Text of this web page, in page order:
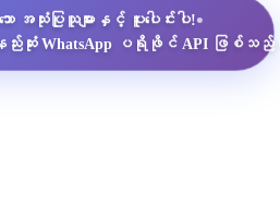
ော အသုံးပြုသူများနှင့် ပူးပေါင်းပါ!•
အနည်းဆုံး WhatsApp ပရိုဖိုင် API ဖြစ်သ